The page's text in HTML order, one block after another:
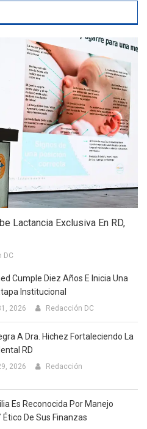
Lactancia Exclusiva En RD,
DC
Cumple Diez Años E Inicia Una
Institucional
2026 Redacción DC
A Dra. Hichez Fortaleciendo La
RD
2026 Redacción
Es Reconocida Por Manejo
Ético De Sus Finanzas